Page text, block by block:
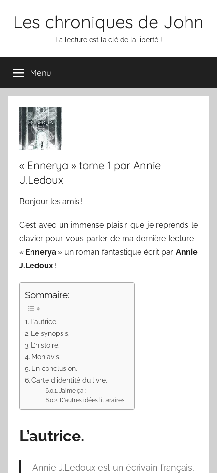
Les chroniques de John
La lecture est la clé de la liberté !
Menu
« Ennerya » tome 1 par Annie
J.Ledoux
Bonjour les amis !
C’est avec un immense plaisir que je reprends le
clavier pour vous parler de ma dernière lecture :
« Ennerya » un roman fantastique écrit par Annie
J.Ledoux !
Sommaire:
L’autrice.
Le synopsis.
L’histoire.
Mon avis.
En conclusion.
Carte d’identité du livre.
J’aime ça :
D'autres idées littéraires
L’autrice.
Annie J.Ledoux est un écrivain français,